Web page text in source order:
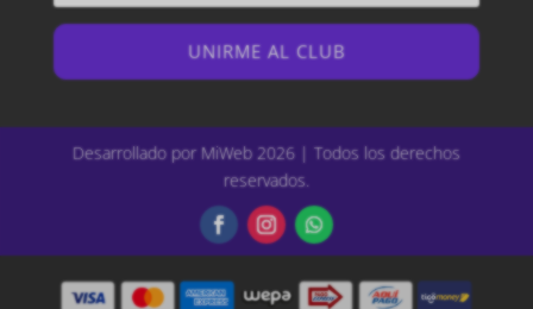
UNIRME AL CLUB
Desarrollado por MiWeb 2026 | Todos los derechos
reservados.